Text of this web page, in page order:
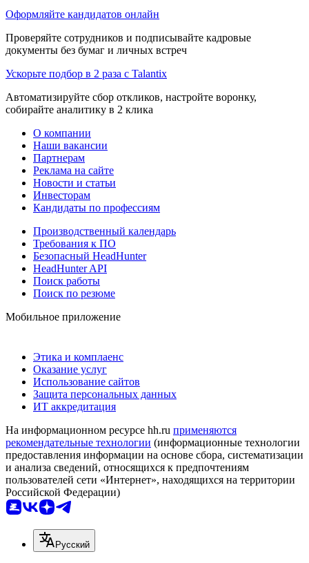
Оформляйте кандидатов онлайн
Проверяйте сотрудников и подписывайте кадровые
документы без бумаг и личных встреч
Ускорьте подбор в 2 раза с Talantix
Автоматизируйте сбор откликов, настройте воронку,
собирайте аналитику в 2 клика
О компании
Наши вакансии
Партнерам
Реклама на сайте
Новости и статьи
Инвесторам
Кандидаты по профессиям
Производственный календарь
Требования к ПО
Безопасный HeadHunter
HeadHunter API
Поиск работы
Поиск по резюме
Мобильное приложение
Этика и комплаенс
Оказание услуг
Использование сайтов
Защита персональных данных
ИТ аккредитация
На информационном ресурсе hh.ru применяются
рекомендательные технологии (информационные технологии
предоставления информации на основе сбора, систематизации
и анализа сведений, относящихся к предпочтениям
пользователей сети «Интернет», находящихся на территории
Российской Федерации)
Русский